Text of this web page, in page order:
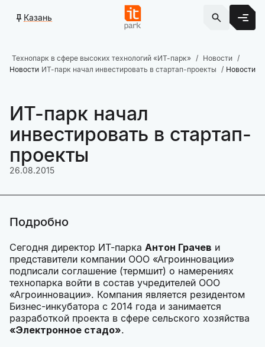
Казань
Технопарк в сфере высоких технологий «ИТ-парк»
Новости
Новости ИТ-парк начал инвестировать в стартап-проекты Новости
ИТ-парк начал
инвестировать в стартап-
проекты
26.08.2015
Подробно
Сегодня директор ИТ-парка Антон Грачев и
представители компании ООО «Агроинновации»
подписали соглашение (термшит) о намерениях
технопарка войти в состав учредителей ООО
«Агроинновации». Компания является резидентом
Бизнес-инкубатора с 2014 года и занимается
разработкой проекта в сфере сельского хозяйства
«Электронное стадо».